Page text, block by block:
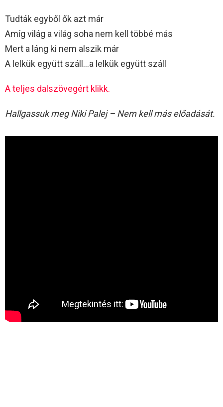
Tudták egyből ők azt már
Amíg világ a világ soha nem kell többé más
Mert a láng ki nem alszik már
A lelkük együtt száll…a lelkük együtt száll
A teljes dalszövegért klikk.
Hallgassuk meg Niki Palej – Nem kell más előadását.